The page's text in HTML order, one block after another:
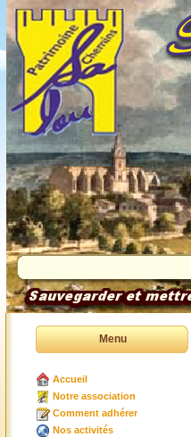
Menu
Accueil
Notre association
Comment adhérer
Nos activités